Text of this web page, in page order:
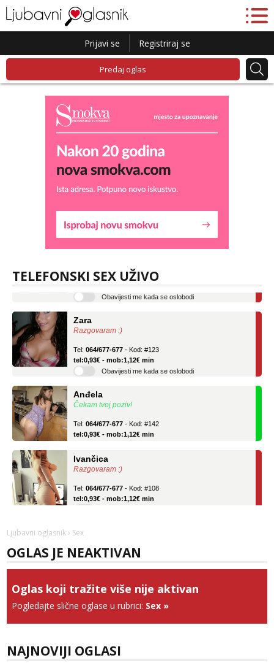
Prijavi se Registriraj se
Predaj oglas
TELEFONSKI SEX UŽIVO
Ivančica
Razgovaram :)
tel:0,93€ - mob:1,12€ min
Razgovaram :)
tel:0,93€ - mob:1,12€ min
Obavijesti me kada se oslobodi
Čekam tvoj poziv!
tel:0,93€ - mob:1,12€ min
Razgovaram :)
tel:0,93€ - mob:1,12€ min
Obavijesti me kada se oslobodi
Razgovaram :)
Tel:064/677-677 - Kod: #123
Čekam tvoj poziv!
Ljubavni oglasnik › Sex
OGLAS JE NEAKTIVAN
Oglas koji tražite više nije aktivan
Pogledajte slične oglase u rubrici: Sex »
NAJNOVIJI OGLASI